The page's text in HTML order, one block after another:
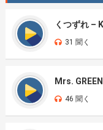
くつずれ –
31 聞く
Mrs.
46 聞く